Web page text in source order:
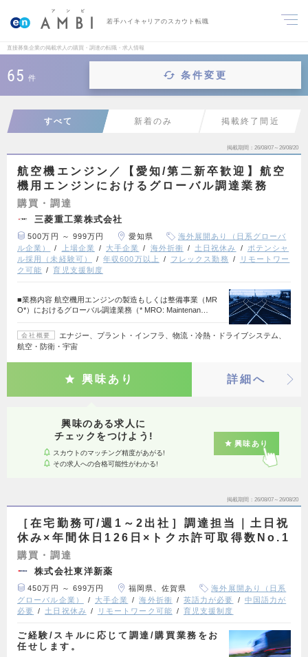
若手ハイキャリアのスカウト転職
直接募集企業の掲載求人の購買・調達の転職・求人情報
65 件 条件変更
すべて 新着のみ 掲載終了間近
掲載期間 26/08/07～26/08/20
航空機エンジン／【愛知/第二新卒歓迎】航空
機用エンジンにおけるグローバル調達業務
購買・調達
三菱重工業株式会社
500万円 ～ 999万円 愛知県
海外展開あり（日系グローバ
ル企業）
上場企業 大手企業 海外折衝 土日祝休み
ポテンシャ
ル採用（未経験可）
年収600万以上 フレックス勤務
リモートワー
ク可能
育児支援制度
■業務内容 航空機用エンジンの製造もしくは整備事業（MR
O*）におけるグローバル調達業務（* MRO: Maintenan…
会社概要
エナジー、プラント・インフラ、物流・冷熱・ドライブシステム、
航空・防衛・宇宙
興味あり 詳細へ
興味のある求人に
チェックをつけよう!
スカウトのマッチング精度があがる!
その求人への合格可能性がわかる!
興味あり
掲載期間 26/08/07～26/08/20
［在宅勤務可/週1～2出社］調達担当｜土日祝
休み×年間休日126日×トクホ許可取得数No.1
購買・調達
株式会社東洋新薬
450万円 ～ 699万円 福岡県、佐賀県
海外展開あり（日系
グローバル企業）
大手企業 海外折衝 英語力が必要
中国語力が
必要
土日祝休み リモートワーク可能 育児支援制度
ご経験/スキルに応じて調達/購買業務をお
任せします。